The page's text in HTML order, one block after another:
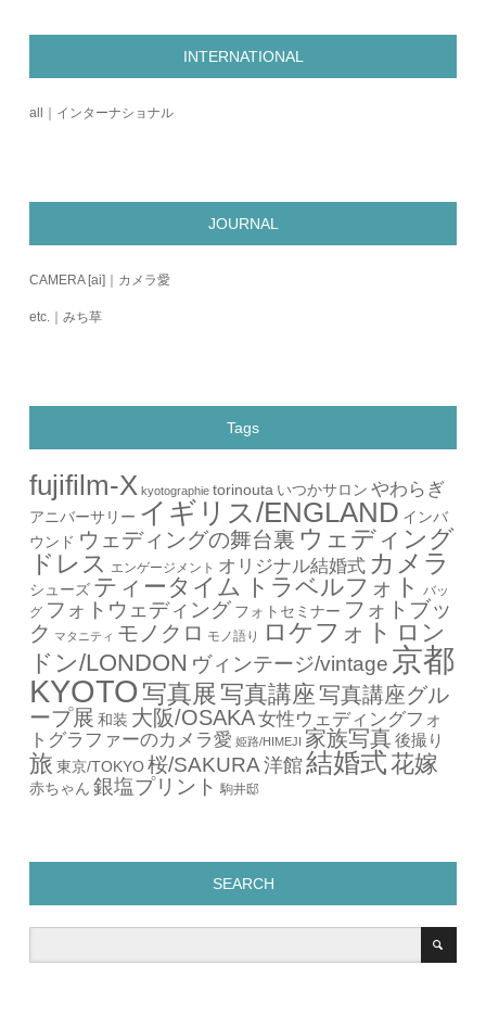
INTERNATIONAL
all｜インターナショナル
JOURNAL
CAMERA [ai]｜カメラ愛
etc.｜みち草
Tags
fujifilm-X kyotographie torinouta いつかサロン やわらぎ
アニバーサリー イギリス/ENGLAND インバ
ウンド ウェディングの舞台裏 ウェディング
ドレス エンゲージメント オリジナル結婚式 カメラ
シューズ ティータイム トラベルフォト
バッ
グ フォトウェディング フォトセミナー フォトブッ
ク マタニティ モノクロ モノ語り ロケフォト ロン
ドン/LONDON ヴィンテージ/vintage 京都
KYOTO 写真展 写真講座写真講座グル
ープ展 和装 大阪/OSAKA女性ウェディングフォ
トグラファーのカメラ愛 姫路/HIMEJI 家族写真 後撮り
旅 東京/TOKYO 桜/SAKURA 洋館 結婚式花嫁
赤ちゃん 銀塩プリント 駒井邸
SEARCH